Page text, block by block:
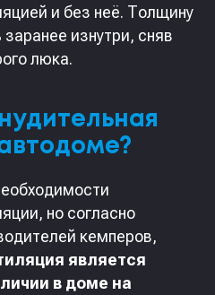
и без неё. Толщину
изнутри, сняв
люка.
но согласно
кемперов,
является
в доме на